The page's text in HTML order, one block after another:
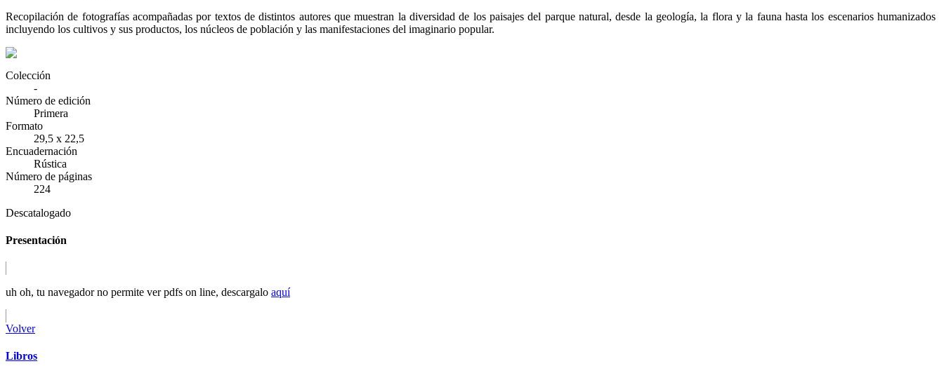
Recopilación de fotografías acompañadas por textos de distintos autores que muestran la diversidad de los paisajes del parque natural, desde la geología, la flora y la fauna hasta los escenarios humanizados
incluyendo los cultivos y sus productos, los núcleos de población y las manifestaciones del imaginario popular.
Colección
-
Número de edición
Primera
Formato
29,5 x 22,5
Encuadernación
Rústica
Número de páginas
224
Descatalogado
Presentación
uh oh, tu navegador no permite ver pdfs on line, descargalo aquí
Volver
Libros